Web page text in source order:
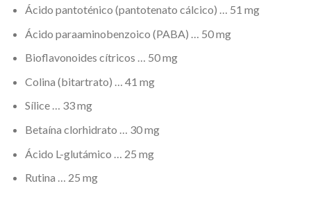
Ácido pantoténico (pantotenato cálcico) … 51 mg
Ácido paraaminobenzoico (PABA) … 50 mg
Bioflavonoides cítricos … 50 mg
Colina (bitartrato) … 41 mg
Sílice … 33 mg
Betaína clorhidrato … 30 mg
Ácido L-glutámico … 25 mg
Rutina … 25 mg